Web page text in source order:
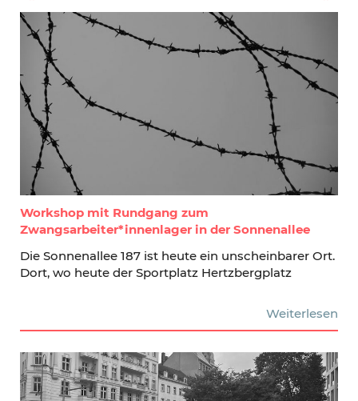
Workshop mit Rundgang zum
Zwangsarbeiter*innenlager in der Sonnenallee
Die Sonnenallee 187 ist heute ein unscheinbarer Ort.
Dort, wo heute der Sportplatz Hertzbergplatz
Weiterlesen